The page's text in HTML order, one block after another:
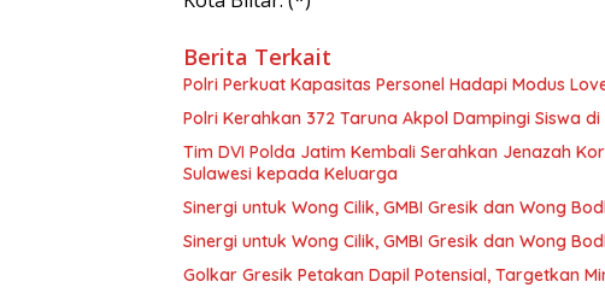
Berita Terkait
Polri Perkuat Kapasitas Personel Hadapi Modus
Polri Kerahkan 372 Taruna Akpol Dampingi Siswa
Tim DVI Polda Jatim Kembali Serahkan Jenazah
Sulawesi kepada Keluarga
Sinergi untuk Wong Cilik, GMBI Gresik dan Wong
Sinergi untuk Wong Cilik, GMBI Gresik dan Wong
Golkar Gresik Petakan Dapil Potensial, Targetkan